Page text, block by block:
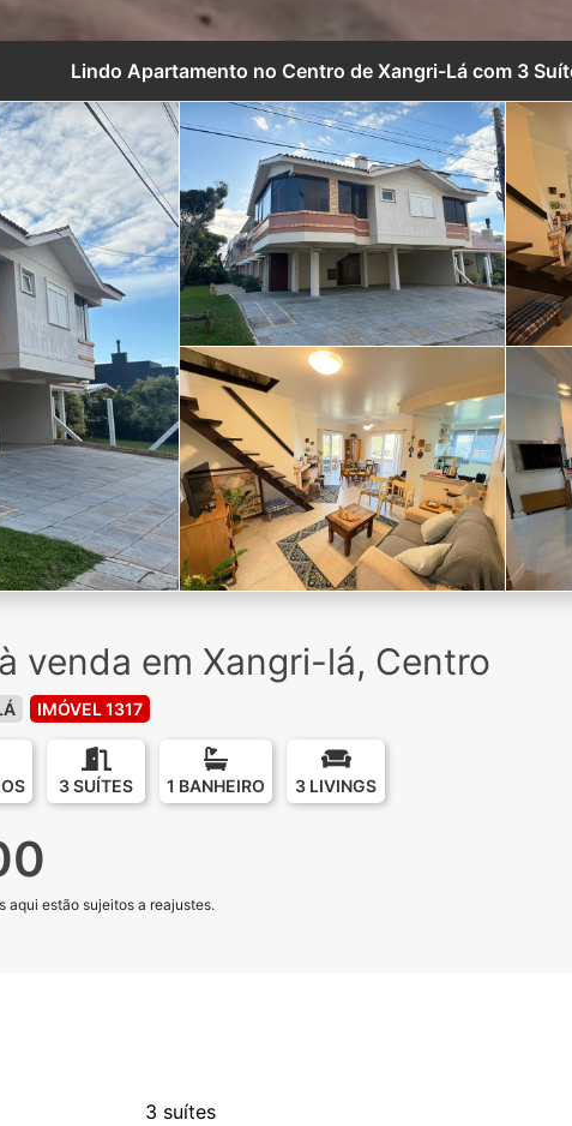
Lindo Apartamento no Centro de Xangri-Lá com 3
venda em Xangri-lá, Centro
IMÓVEL 1317
3 SUÍTES 1 BANHEIRO 3 LIVINGS
aqui estão sujeitos a reajustes.
3 suítes